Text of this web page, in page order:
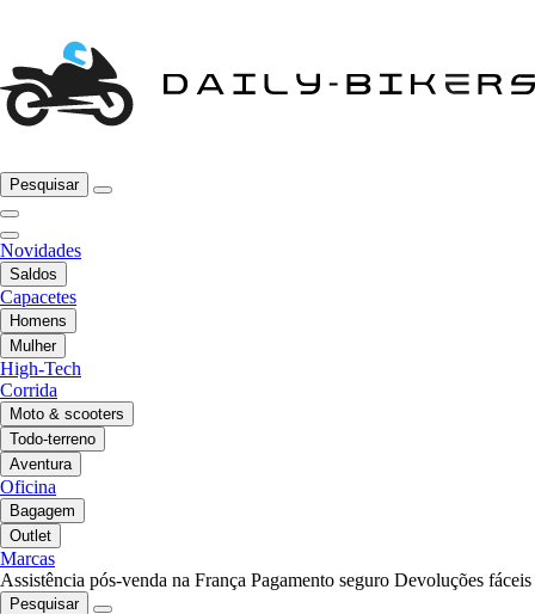
Pesquisar
Novidades
Saldos
Capacetes
Homens
Mulher
High-Tech
Corrida
Moto & scooters
Todo-terreno
Aventura
Oficina
Bagagem
Outlet
Marcas
Assistência pós-venda na França Pagamento seguro Devoluções fáceis
Pesquisar